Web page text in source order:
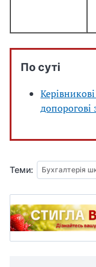
По суті
допорогові
Теми: Бухгалтерія